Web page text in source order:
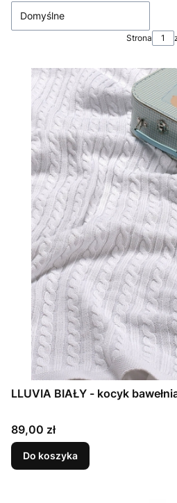
Domyślne
Strona
LLUVIA BIAŁY - kocyk
Cena
89,00 zł
Do koszyka